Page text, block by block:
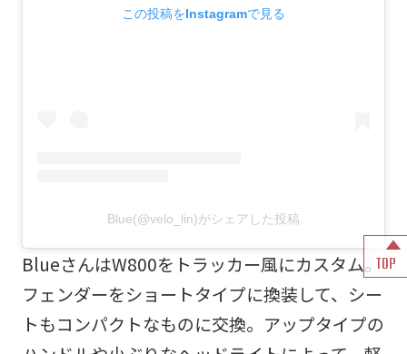
この投稿をInstagramで見る
Blue(@velo_lin)がシェアした投稿
BlueさんはW800をトラッカー風にカスタム。
フェンダーをショートタイプに換装して、シー
トもコンパクトなものに交換。アップタイプの
TOP